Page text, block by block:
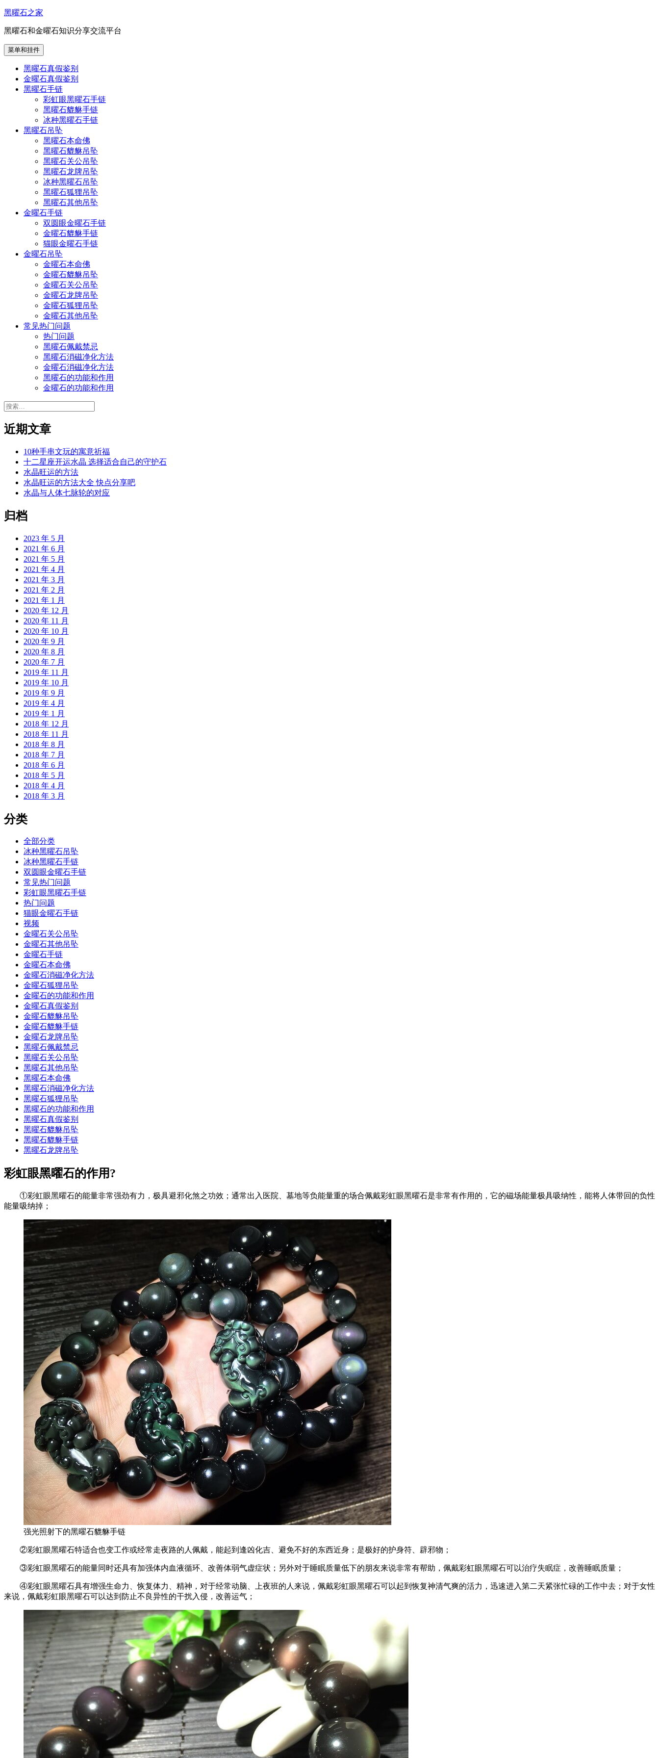
跳
内
容
黑曜石之家
黑曜石和金曜石知识分享交流平台
菜单和挂件
黑曜石真假鉴别
金曜石真假鉴别
黑曜石手链
彩虹眼黑曜石手链
黑曜石貔貅手链
冰种黑曜石手链
黑曜石吊坠
黑曜石本命佛
黑曜石貔貅吊坠
黑曜石关公吊坠
黑曜石龙牌吊坠
冰种黑曜石吊坠
黑曜石狐狸吊坠
黑曜石其他吊坠
金曜石手链
双圆眼金曜石手链
金曜石貔貅手链
猫眼金曜石手链
金曜石吊坠
金曜石本命佛
金曜石貔貅吊坠
金曜石关公吊坠
金曜石龙牌吊坠
金曜石狐狸吊坠
金曜石其他吊坠
常见热门问题
热门问题
黑曜石佩戴禁忌
黑曜石消磁净化方法
金曜石消磁净化方法
黑曜石的功能和作用
金曜石的功能和作用
搜
近期文章
10种手串文玩的寓意祈福
十二星座开运水晶 选择适合自己的守护石
水晶旺运的方法
水晶旺运的方法大全 快点分享吧
水晶与人体七脉轮的对应
归档
2023 年 5 月
2021 年 6 月
2021 年 5 月
2021 年 4 月
2021 年 3 月
2021 年 2 月
2021 年 1 月
2020 年 12 月
2020 年 11 月
2020 年 10 月
2020 年 9 月
2020 年 8 月
2020 年 7 月
2019 年 11 月
2019 年 10 月
2019 年 9 月
2019 年 4 月
2019 年 1 月
2018 年 12 月
2018 年 11 月
2018 年 8 月
2018 年 7 月
2018 年 6 月
2018 年 5 月
2018 年 4 月
2018 年 3 月
分类
全部分类
冰种黑曜石吊坠
冰种黑曜石手链
双圆眼金曜石手链
常见热门问题
彩虹眼黑曜石手链
热门问题
猫眼金曜石手链
视频
金曜石关公吊坠
金曜石其他吊坠
金曜石手链
金曜石本命佛
金曜石消磁净化方法
金曜石狐狸吊坠
金曜石的功能和作用
金曜石真假鉴别
金曜石貔貅吊坠
金曜石貔貅手链
金曜石龙牌吊坠
黑曜石佩戴禁忌
黑曜石关公吊坠
黑曜石其他吊坠
黑曜石本命佛
黑曜石消磁净化方法
黑曜石狐狸吊坠
黑曜石的功能和作用
黑曜石真假鉴别
黑曜石貔貅吊坠
黑曜石貔貅手链
黑曜石龙牌吊坠
彩虹眼黑曜石的作用?
①彩虹眼黑曜石的能量非常强劲有力，极具避邪化煞之功效；通常出入医院、墓地等负能量重的场合佩戴彩虹眼黑曜石是非常有作用的，它的磁场能量极具吸纳性，能将人体带回的负性
能量吸纳掉；
强光照射下的黑曜石貔貅手链
②彩虹眼黑曜石特适合也变工作或经常走夜路的人佩戴，能起到逢凶化吉、避免不好的东西近身；是极好的护身符、辟邪物；
③彩虹眼黑曜石的能量同时还具有加强体内血液循环、改善体弱气虚症状；另外对于睡眠质量低下的朋友来说非常有帮助，佩戴彩虹眼黑曜石可以治疗失眠症，改善睡眠质量；
④彩虹眼黑曜石具有增强生命力、恢复体力、精神，对于经常动脑、上夜班的人来说，佩戴彩虹眼黑曜石可以起到恢复神清气爽的活力，迅速进入第二天紧张忙碌的工作中去；对于女性
来说，佩戴彩虹眼黑曜石可以达到防止不良异性的干扰入侵，改善运气；